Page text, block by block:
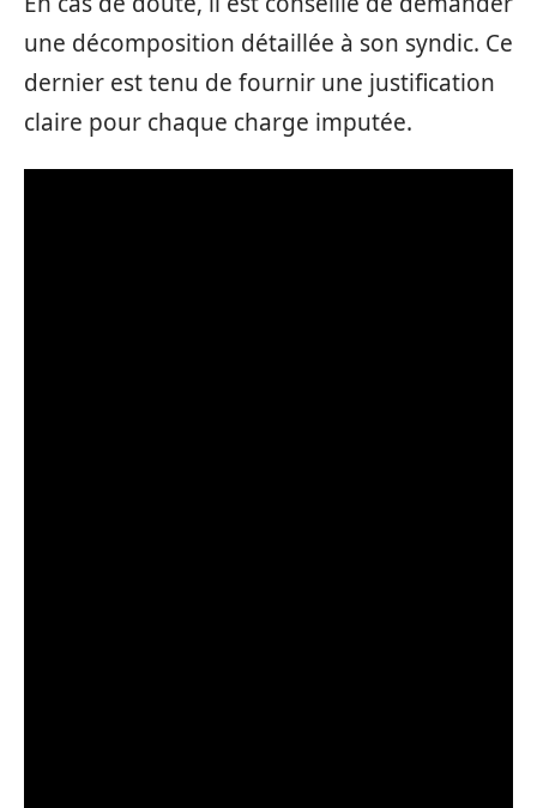
une décomposition détaillée à son syndic. Ce
dernier est tenu de fournir une justification
claire pour chaque charge imputée.